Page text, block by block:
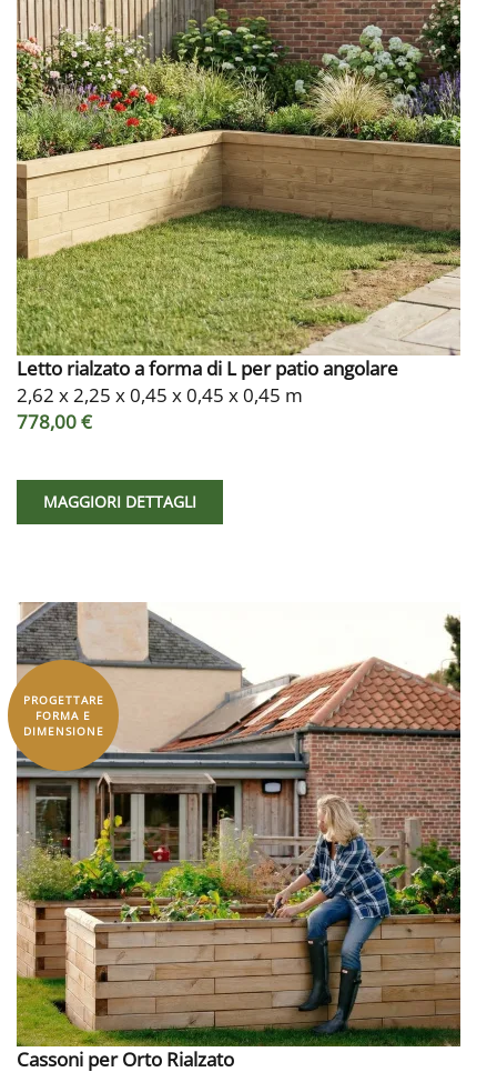
Letto rialzato a forma di L per patio angolare
2,62 x 2,25 x 0,45 x 0,45 x 0,45 m
778,00 €
MAGGIORI DETTAGLI
PROGETTARE
FORMA E
DIMENSIONE
Cassoni per Orto Rialzato